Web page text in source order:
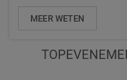
MEER WETEN